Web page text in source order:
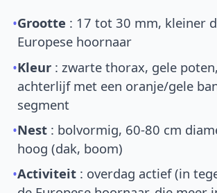
•Grootte : 17 tot 30 mm, kleiner
Europese hoornaar
•Kleur : zwarte thorax, gele
achterlijf met een oranje/gele
segment
•Nest : bolvormig, 60-80 cm
hoog (dak, boom)
•Activiteit : overdag actief (in